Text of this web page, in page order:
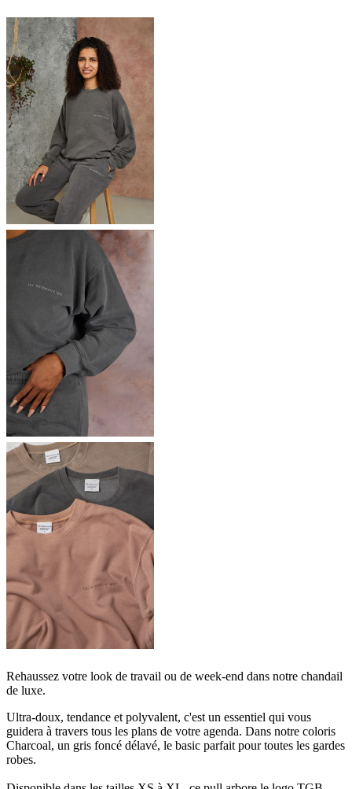
Rehaussez votre look de travail ou de week-end dans notre chandail
de luxe.
Ultra-doux, tendance et polyvalent, c'est un essentiel qui vous
guidera à travers tous les plans de votre agenda. Dans notre coloris
Charcoal, un gris foncé délavé, le basic parfait pour toutes les gardes
robes.